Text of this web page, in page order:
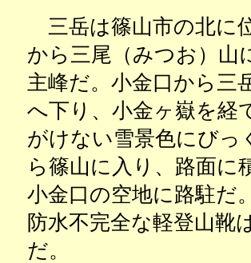
三岳は篠山市の北に
から三尾（みつお）山
主峰だ。小金口から三
へ下り、小金ヶ嶽を経
がけない雪景色にびっ
ら篠山に入り、路面に
小金口の空地に路駐だ
防水不完全な軽登山靴
だ。